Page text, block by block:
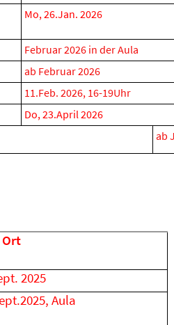
Mo, 26.Jan. 2026
Februar 2026 in der Aula
ab Februar 2026
11.Feb. 2026, 16-19Uhr
Do, 23.April 2026
ab
2025
Aula